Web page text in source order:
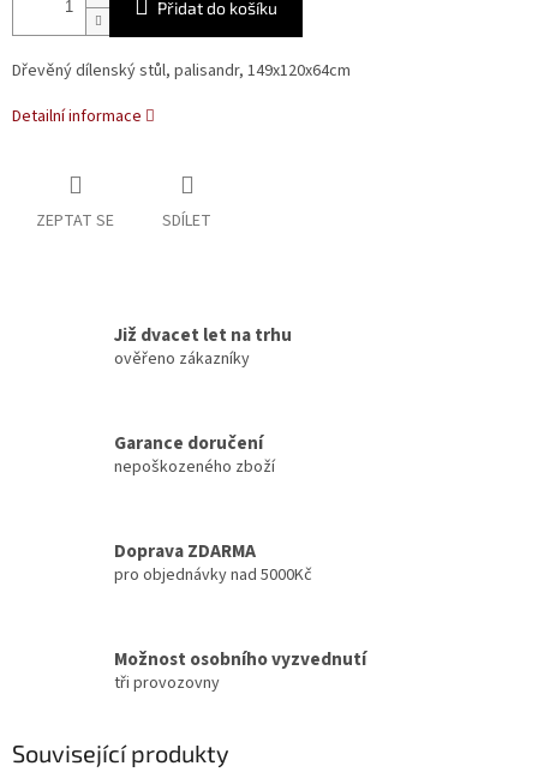
Přidat do košíku
Dřevěný dílenský stůl, palisandr, 149x120x64cm
Detailní informace
ZEPTAT SE SDÍLET
Již dvacet let na trhu
ověřeno zákazníky
Garance doručení
nepoškozeného zboží
Doprava ZDARMA
pro objednávky nad 5000Kč
Možnost osobního vyzvednutí
tři provozovny
Související produkty